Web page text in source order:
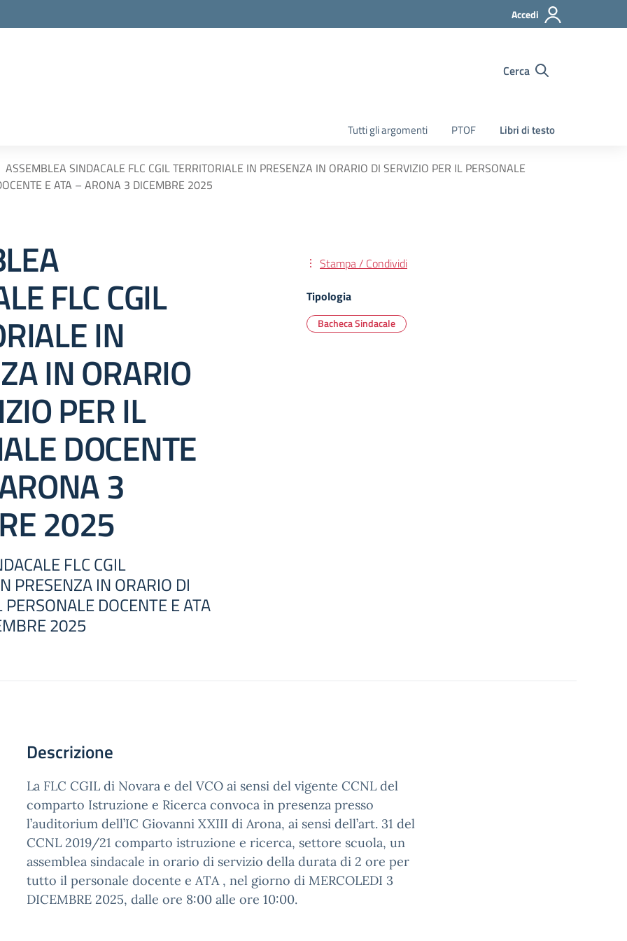
Accedi
Cerca
Tutti gli argomenti PTOF Libri di testo
ASSEMBLEA SINDACALE FLC CGIL TERRITORIALE IN PRESENZA IN ORARIO DI SERVIZIO PER IL PERSONALE
E ATA – ARONA 3 DICEMBRE 2025
FLC CGIL
IN
IN ORARIO
PER IL
DOCENTE
3
2025
FLC CGIL
PRESENZA IN ORARIO DI
DOCENTE E ATA
2025
Stampa / Condividi
Tipologia
Bacheca Sindacale
Descrizione
La FLC CGIL di Novara e del VCO ai sensi del vigente CCNL del
comparto Istruzione e Ricerca convoca in presenza presso
l’auditorium dell’IC Giovanni XXIII di Arona, ai sensi dell’art. 31 del
CCNL 2019/21 comparto istruzione e ricerca, settore scuola, un
assemblea sindacale in orario di servizio della durata di 2 ore per
tutto il personale docente e ATA , nel giorno di MERCOLEDI 3
DICEMBRE 2025, dalle ore 8:00 alle ore 10:00.